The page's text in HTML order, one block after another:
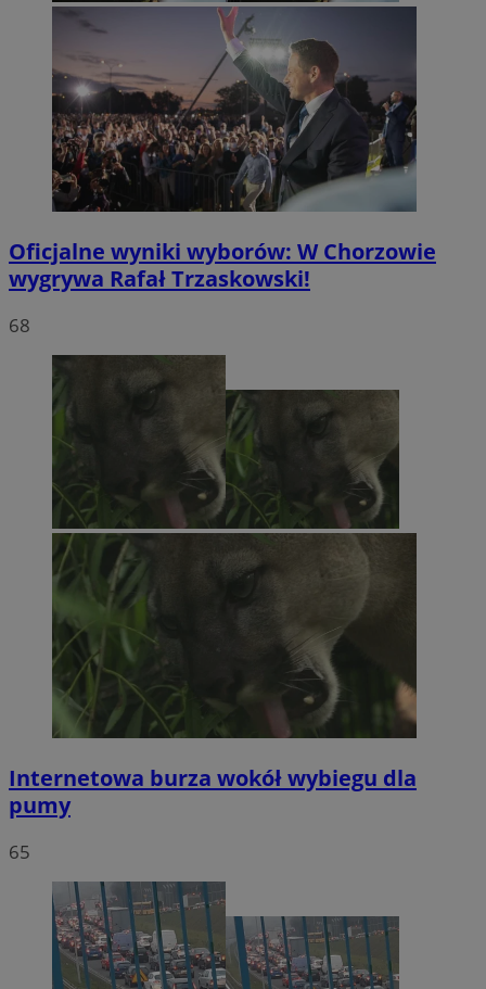
Oficjalne wyniki wyborów: W Chorzowie
wygrywa Rafał Trzaskowski!
68
Internetowa burza wokół wybiegu dla
pumy
65